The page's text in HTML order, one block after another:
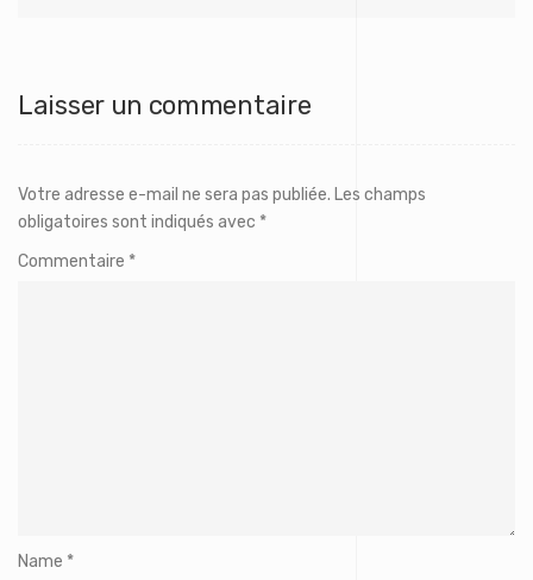
Laisser un commentaire
Votre adresse e-mail ne sera pas publiée. Les champs
obligatoires sont indiqués avec *
Commentaire *
Name *